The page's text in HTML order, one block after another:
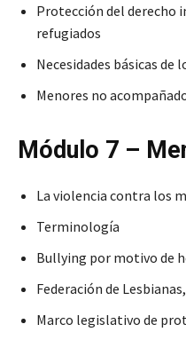
Protección del derecho
refugiados
Necesidades básicas de
Menores no
Módulo 7 –
La violencia contra los
Terminología
Bullying por motivo de
Federación de
Marco legislativo de